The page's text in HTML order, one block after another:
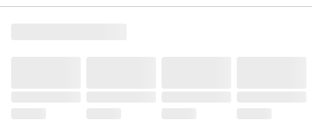
重さ
415.000G